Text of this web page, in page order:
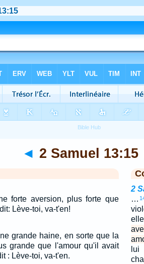
◄ 2 Samuel 13:15
forte aversion, plus forte que
Lève-toi, va-t'en!
grande haine, en sorte que la
grande que l'amour qu'il avait
: Lève-toi, va-t'en.
2
…